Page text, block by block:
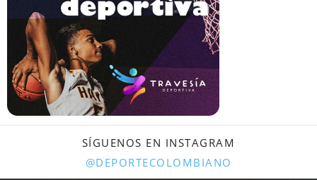
SÍGUENOS EN INSTAGRAM
@DEPORTECOLOMBIANO